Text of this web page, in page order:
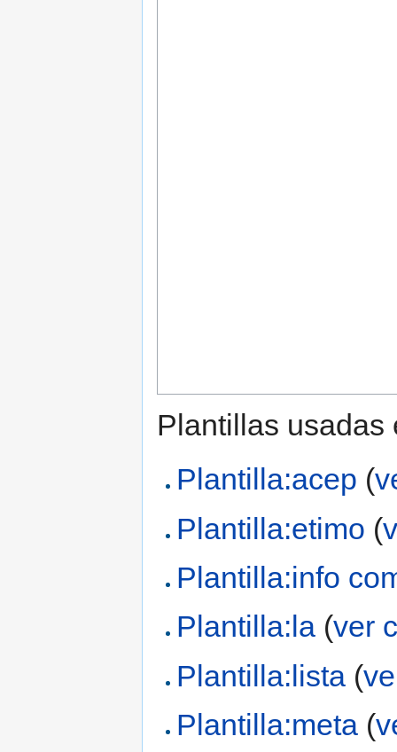
Plantillas usadas
Plantilla:acep (
Plantilla:etimo (
Plantilla:info
Plantilla:la (ver
Plantilla:lista (
Plantilla:meta (